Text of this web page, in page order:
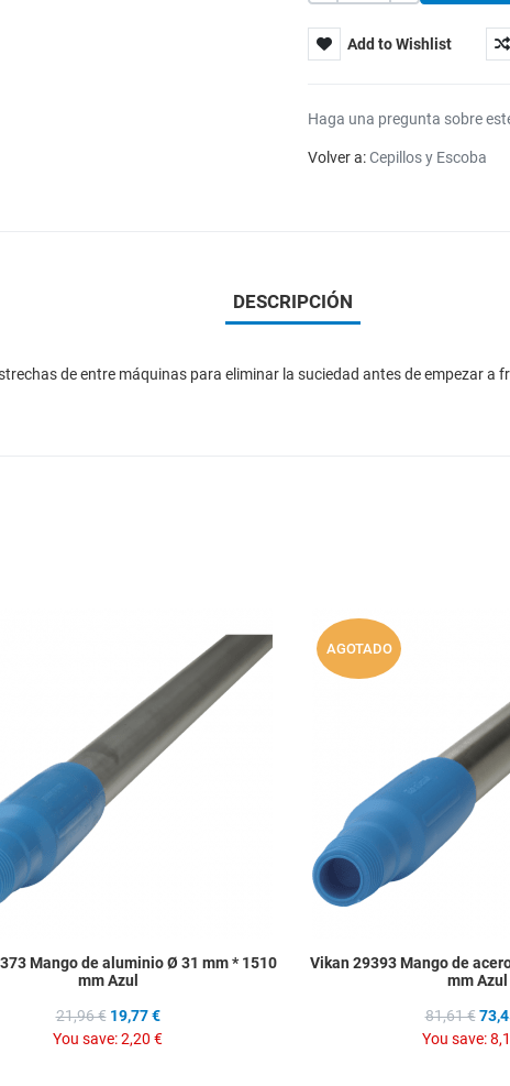
Add to Wishlist
Haga una pregunta sobre
Volver a:Cepillos y Escoba
DESCRIPCIÓN
de entre máquinas para eliminar la suciedad antes de empezar
Add to Wishlist
Add to Compare
Mango de aluminio Ø 31 mm * 1510
mm Azul
21,96 € 19,77 €
You save:2,20 €
AGOTADO
Vikan 29393 Mango de
mm Azul
81,61 €
You save: